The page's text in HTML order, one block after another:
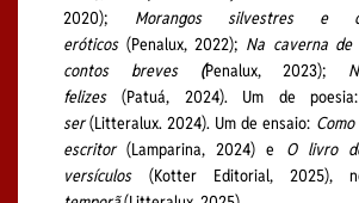
2020); Morangos silvestres
e
eróticos(Penalux, 2022); Na caverna
contos breves (Penalux, 2023);
felizes(Patuá, 2024). Um de
ser(Litteralux. 2024). Um de ensaio:
escritor(Lamparina, 2024) e O livro
versículos(Kotter Editorial, 2025),